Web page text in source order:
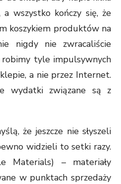
a wszystko kończy się, że
koszykiem produktów na
nigdy nie zwracaliście
tyle impulsywnych
a nie przez Internet.
wydatki związane są z
że jeszcze nie słyszeli
widzieli to setki razy.
Materials) – materiały
w punktach sprzedaży